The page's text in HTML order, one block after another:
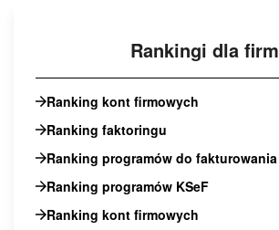
Rankingi dla firm
Ranking kont firmowych
Ranking faktoringu
Ranking programów do fakturowania
Ranking programów KSeF
Ranking kont firmowych